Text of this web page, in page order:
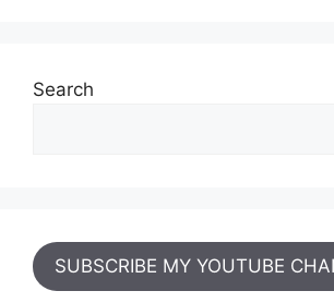
Search
SUBSCRIBE MY YOUTUBE